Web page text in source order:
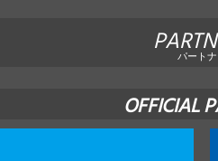
パート
OFFICIAL